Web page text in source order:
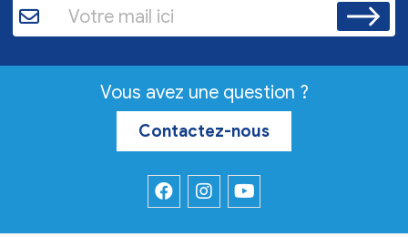
Vous avez une question ?
Contactez-nous